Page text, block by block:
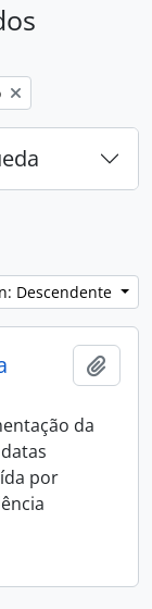
filter:
Descendente
da
por